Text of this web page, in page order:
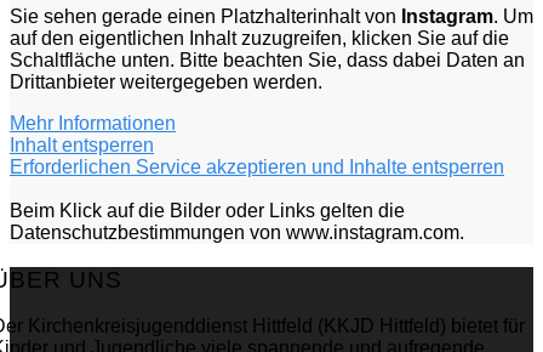
Sie sehen gerade einen Platzhalterinhalt von Instagram. Um
auf den eigentlichen Inhalt zuzugreifen, klicken Sie auf die
Schaltfläche unten. Bitte beachten Sie, dass dabei Daten an
Drittanbieter weitergegeben werden.
Mehr Informationen
Inhalt entsperren
Erforderlichen Service akzeptieren und Inhalte entsperren
Beim Klick auf die Bilder oder Links gelten die
Datenschutzbestimmungen von www.instagram.com.
UNS
Kirchenkreisjugenddienst Hittfeld (KKJD Hittfeld) bietet für